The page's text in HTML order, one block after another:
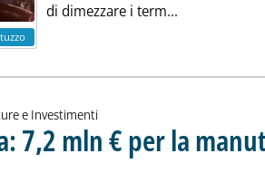
di dimezzare i term...
e Investimenti
7,2 mln € per la
70 interventi su circa 100 con un impegno economico di
14 ottobre 2025 alle 16.24.